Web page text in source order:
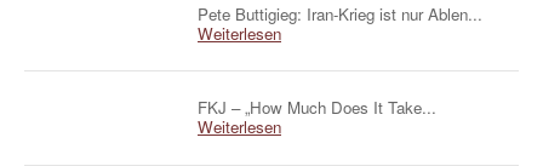
Pete Buttigieg: Iran-Krieg ist nur Ablen...
Weiterlesen
FKJ – „How Much Does It Take...
Weiterlesen